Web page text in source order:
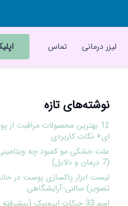
لیزر درمانی تماس
نوشته‌های تازه
12 بهترین محصولات مراقبت از
ای+ نکات کاربردی
علت خشکی مو کمبود چه
(7 درمان و دلایل)
لیست ابزار پاکسازی پوست در
تصویر) سالنی-آرایشگاهی
اسم 33 حرکات ایروبیک